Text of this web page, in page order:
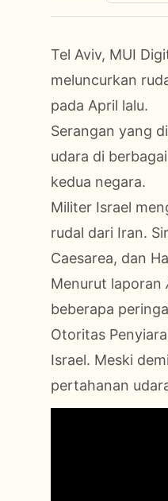
Tel Aviv, MUI
meluncurkan
pada April lalu.
Serangan yang
udara di
kedua negara.
Militer Israel
rudal dari Iran.
Caesarea, dan
Menurut laporan
beberapa
Otoritas
Israel. Meski
pertahanan